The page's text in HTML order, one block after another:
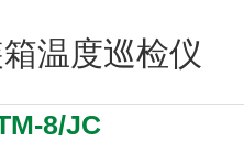
温度巡检仪
8/JC